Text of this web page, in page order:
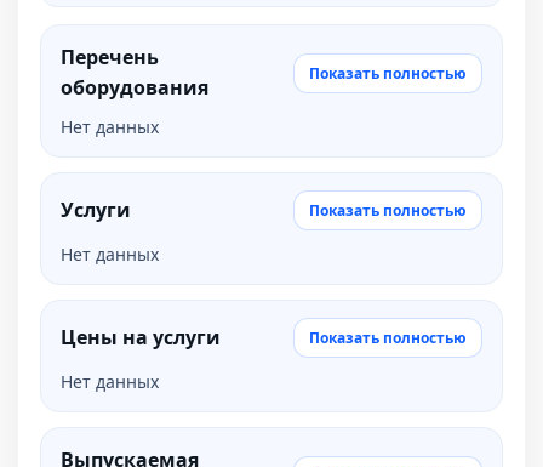
Перечень
оборудования
Показать полностью
Нет данных
Услуги Показать полностью
Нет данных
Цены на услуги Показать полностью
Нет данных
Выпускаемая